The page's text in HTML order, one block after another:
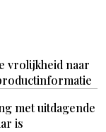
vrolijkheid naar
met uitdagende
is